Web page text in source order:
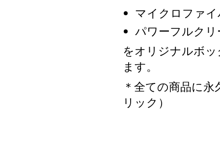
マイクロファ
パワーフルク
をオリジナルボ
ます。
＊全ての商品に
リック）